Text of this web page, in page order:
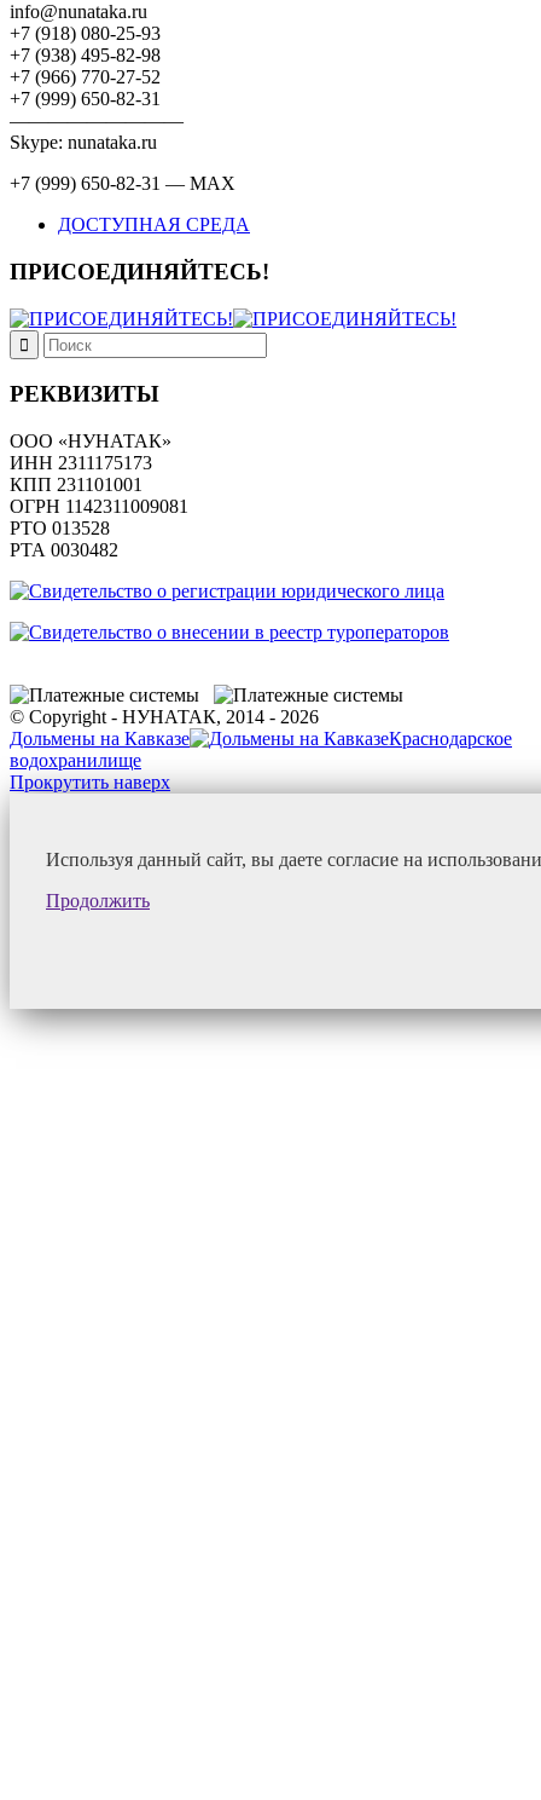
info@nunataka.ru
+7 (918) 080-25-93
+7 (938) 495-82-98
+7 (966) 770-27-52
+7 (999) 650-82-31
—————————
Skype: nunataka.ru
+7 (999) 650-82-31 — MAX
ДОСТУПНАЯ СРЕДА
ПРИСОЕДИНЯЙТЕСЬ!
РЕКВИЗИТЫ
ООО «НУНАТАК»
ИНН 2311175173
КПП 231101001
ОГРН 1142311009081
PTO 013528
РТА 0030482
© Copyright - НУНАТАК, 2014 - 2026
Дольмены на Кавказе
Краснодарское
водохранилище
Прокрутить наверх
Используя данный сайт, вы даете согласие на
Продолжить